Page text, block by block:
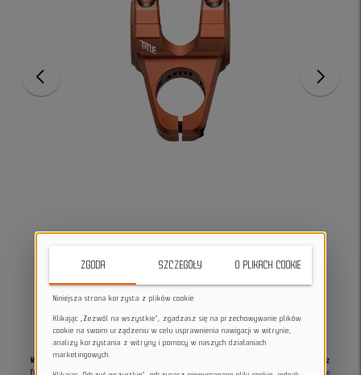
Mostek rowerowy Title MTB ST1 35 40mm black łączy trwałość aluminium 6061 T6 z
funkcjonalnym designem dla rowerzystów górskich. Zapewnia solidne połączenie
ZGODA SZCZEGÓŁY O PLIKACH COOKIE
Niniejsza strona korzysta z plików cookie
Klikając „Zezwól na wszystkie”, zgadzasz się na przechowywanie plików
cookie na swoim urządzeniu w celu usprawnienia nawigacji w witrynie,
analizy korzystania z witryny i pomocy w naszych działaniach
marketingowych.